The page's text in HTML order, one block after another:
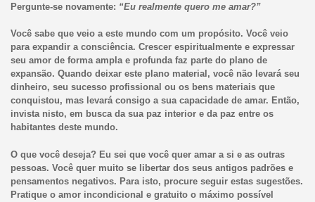
Pergunte-se novamente: “Eu realmente quero me amar?”
Você sabe que veio a este mundo com um propósito. Você veio
para expandir a consciência. Crescer espiritualmente e expressar
seu amor de forma ampla e profunda faz parte do plano de
expansão. Quando deixar este plano material, você não levará seu
dinheiro, seu sucesso profissional ou os bens materiais que
conquistou, mas levará consigo a sua capacidade de amar. Então,
invista nisto, em busca da sua paz interior e da paz entre os
habitantes deste mundo.
O que você deseja? Eu sei que você quer amar a si e as outras
pessoas. Você quer muito se libertar dos seus antigos padrões e
pensamentos negativos. Para isto, procure seguir estas sugestões.
Pratique o amor incondicional e gratuito o máximo possível